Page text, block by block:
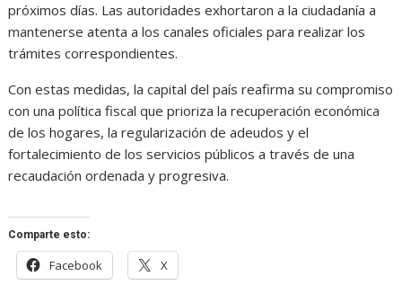
próximos días. Las autoridades exhortaron a la ciudadanía a
mantenerse atenta a los canales oficiales para realizar los
trámites correspondientes.
Con estas medidas, la capital del país reafirma su compromiso
con una política fiscal que prioriza la recuperación económica
de los hogares, la regularización de adeudos y el
fortalecimiento de los servicios públicos a través de una
recaudación ordenada y progresiva.
Comparte esto:
Facebook X